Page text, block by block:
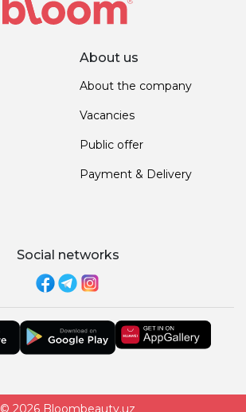
About us
About the company
Vacancies
Public offer
Payment & Delivery
Social networks
© 2026 Bloombeauty.uz